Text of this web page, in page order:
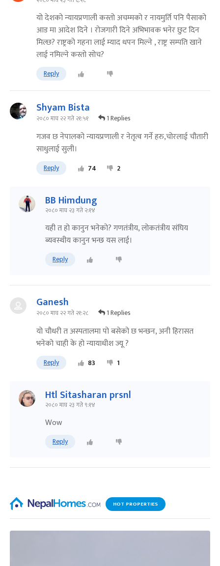
यो देशको न्यायप्रणाली कस्तो अचम्मको र नायमुर्ति पनि पैसाको
आड मा आदेश दिने । रोजगारी दिने अभिभावक भनेर छुट दिन
मिल्छ? राष्ट्रको गहना लाई म्याद धपन मिल्ने , राष्ट्र सम्पति खाने
लाई नमिल्ने कस्तो सोच?
Reply
Shyam Bista
२०८० माघ २२ गते २१:५१ 1 Replies
गजव छ नेपालको न्यायप्रणाली र नेतृत्व गर्ने हरु,चोरलाई चौतारी
साधुलाई सुली।
Reply 74 2
BB Himdung
२०८० माघ २३ गते २:१४
यही त हो कानुन भनेको? गणतंत्रीय, लोकतंत्रीय संघिय
ब्यवस्थीय कानुन भन्छ यस लाई।
Reply
Ganesh
२०८० माघ २२ गते २१:२८ 1 Replies
यो चौधरी त अस्पतालमा पो बसेको छ भन्छन, अनी हिरासत
भनेको चाही के हो न्यायाधीश ज्यू ?
Reply 83 1
Htl Sitasharan prsnl
२०८० माघ २३ गते ९:१४
Wow
Reply
HOT PROPERTIES